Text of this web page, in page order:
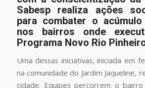
Sabesp realiza ações
para combater o
nos bairros onde
Programa Novo Rio
Uma dessas iniciativas, iniciada em
na comunidade do Jardim Jaqueline,
cidade. Equipes percorrem o